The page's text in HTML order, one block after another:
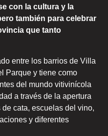
con la cultura y la
también para celebrar
que tanto
entre los barrios de Villa
Parque y tiene como
del mundo vitivinícola
a través de la apertura
cata, escuelas del vino,
y diferentes